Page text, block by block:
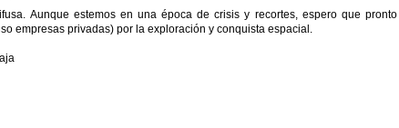
Aunque estemos en una época de crisis y recortes, espero que
empresas privadas) por la exploración y conquista espacial.